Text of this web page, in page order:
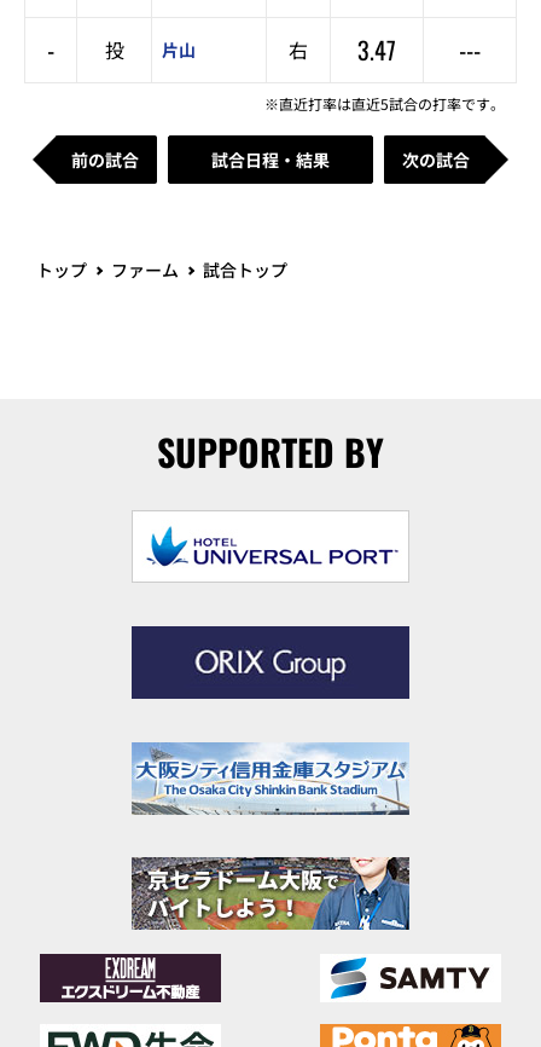
-
投 片山 右 3.47 ---
※直近打率は直近5試合の打率です。
前の試合 試合日程・結果 次の試合
トップ ファーム 試合トップ
SUPPORTED BY